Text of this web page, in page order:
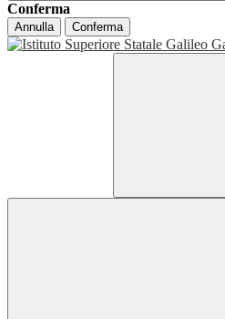
Conferma
Annulla Conferma